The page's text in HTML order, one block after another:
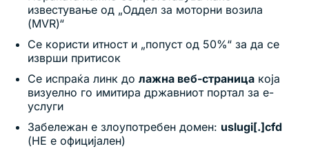
известување од „Оддел за моторни возила
(MVR)“
Се користи итност и „попуст од 50%“ за да се
изврши притисок
Се испраќа линк до лажна веб-страница која
визуелно го имитира државниот портал за е-
услуги
Забележан е злоупотребен домен: uslugi[.]cfd
(НЕ е официјален)